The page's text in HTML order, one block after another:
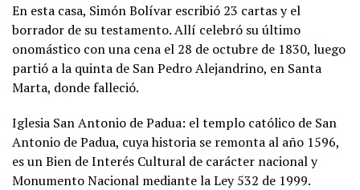
En esta casa, Simón Bolívar escribió 23 cartas y el
borrador de su testamento. Allí celebró su último
onomástico con una cena el 28 de octubre de 1830, luego
partió a la quinta de San Pedro Alejandrino, en Santa
Marta, donde falleció.
Iglesia San Antonio de Padua: el templo católico de San
Antonio de Padua, cuya historia se remonta al año 1596,
es un Bien de Interés Cultural de carácter nacional y
Monumento Nacional mediante la Ley 532 de 1999.